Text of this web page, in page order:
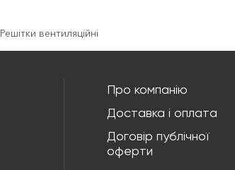
Решітки вентиляційні
Про компанію
Доставка і оплата
Договір публічної
оферти